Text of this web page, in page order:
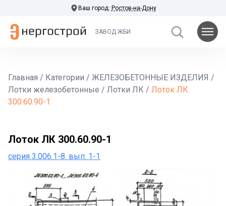
Ваш город: Ростов-на-Дону
ЗАВОД ЖБИ
Главная / Категории / ЖЕЛЕЗОБЕТОННЫЕ ИЗДЕЛИЯ /
Лотки железобетонные / Лотки ЛК / Лоток ЛК
300.60.90-1
Лоток ЛК 300.60.90-1
серия 3.006.1-8. вып. 1-1